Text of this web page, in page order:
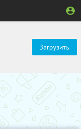
Загрузить